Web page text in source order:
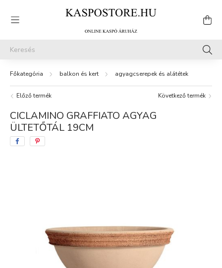
balkon és kert agyagcserepek és alátétek
Előző termék Következő termék
CICLAMINO GRAFFIATO AGYAG
ÜLTETŐTÁL 19CM